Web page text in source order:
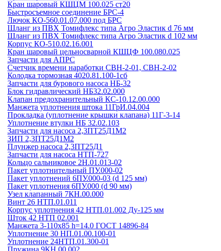
Кран шаровый КШЦМ 100.025 ст20
Быстросъемное соединение БРС-4
Лючок КО-560.01.07.000 под БРС
Шланг из ПВХ Томифлекс типа Агро Эластик d 76 мм
Шланг из ПВХ Томифлекс типа Агро Эластик d 102 мм
Корпус КО-510.02.16.001
Кран шаровый цельносварной КШЦФ 100.080.025
Запчасти для АПРС
Счетчик времени наработки СВН-2-01, СВН-2-02
Колодка тормозная 4020.81.100-1сб
Запчасти для бурового насоса НБ-32
Блок гидравлический НБ32.02.000
Клапан предохранительный КС-10.12.00.000
Манжета уплотнения штока 11ГрИ.04.004
Прокладка (уплотнение крышки клапана) 11Г-3-14
Уплотнение втулки НБ 32.02.103
Запчасти для насоса 2,3ПТ25Д1М2
ЗИП 2,3ПТ25Д1М2
Плунжер насоса 2,3ПТ25Д1
Запчасти для насоса НТП-727
Кольцо сальниковое 2Н.01.013-02
Пакет уплотнительный ПУ.000-02
Пакет уплотнений 6ПУ.000-03 (d 125 мм)
Пакет уплотнения 6ПУ.000 (d 90 мм)
Узел клапанный 7КН.00.000
Винт 26 НТП.01.011
Корпус уплотнения 42 НТП.01.002 Ду-125 мм
Шток 42 НТП 02.001
Манжета 3-110х85 h=14.0 ГОСТ 14896-84
Уплотнение 30 НП.01.00.100-01
Уплотнение 24НТП.01.300-01
Пружина 9КН.00.002